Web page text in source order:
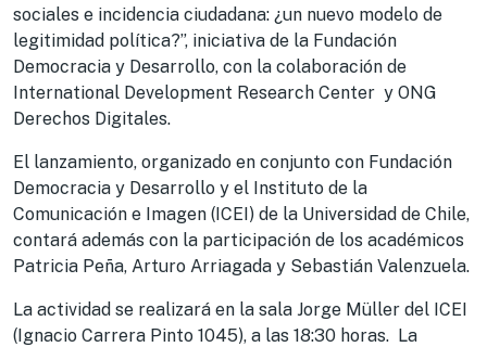
sociales e incidencia ciudadana: ¿un nuevo modelo de
legitimidad política?”, iniciativa de la Fundación
Democracia y Desarrollo, con la colaboración de
International Development Research Center y ONG
Derechos Digitales.
El lanzamiento, organizado en conjunto con Fundación
Democracia y Desarrollo y el Instituto de la
Comunicación e Imagen (ICEI) de la Universidad de Chile,
contará además con la participación de los académicos
Patricia Peña, Arturo Arriagada y Sebastián Valenzuela.
La actividad se realizará en la sala Jorge Müller del ICEI
(Ignacio Carrera Pinto 1045), a las 18:30 horas. La